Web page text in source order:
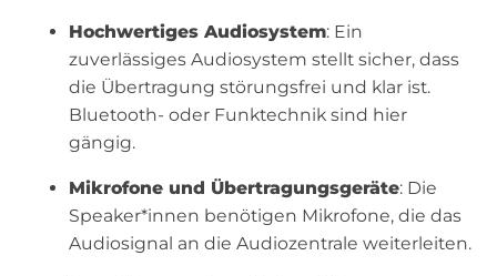
Hochwertiges Audiosystem: Ein
zuverlässiges Audiosystem stellt sicher, dass
die Übertragung störungsfrei und klar ist.
Bluetooth- oder Funktechnik sind hier
gängig.
Mikrofone und Übertragungsgeräte: Die
Speaker*innen benötigen Mikrofone, die das
Audiosignal an die Audiozentrale weiterleiten.